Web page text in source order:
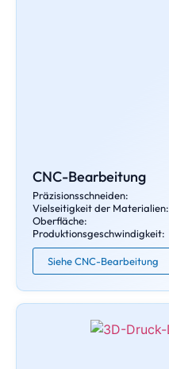
CNC-Bearbeitung
Präzisionsschneiden:
Vielseitigkeit der Materialien:
Oberfläche:
Produktionsgeschwindigkeit:
Siehe CNC-Bearbeitung